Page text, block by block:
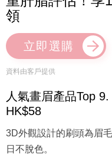
領
立即選購
資料由客戶提供
人氣畫眉產品Top
HK$58
3D外觀設計的刷頭為眉
日不脫色。